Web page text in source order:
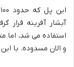
استفاده می شد،
و الان مسدوده. با